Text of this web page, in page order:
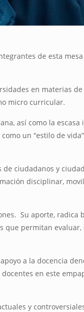
de esta
en materias
micro curricular.
así como la escasa
un “estilo de
ciudadanos y
disciplinar,
Su aporte, radica
permitan
a la docencia
en este
y